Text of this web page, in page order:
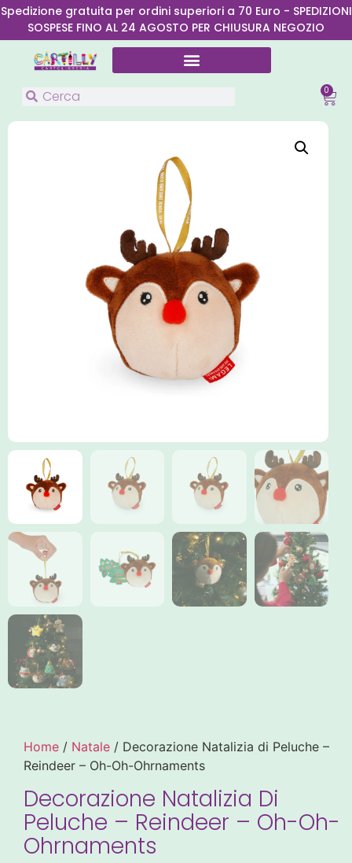
Spedizione gratuita per ordini superiori a 70 Euro - SPEDIZIONI
SOSPESE FINO AL 24 AGOSTO PER CHIUSURA NEGOZIO
0
Home / Natale / Decorazione Natalizia di Peluche –
Reindeer – Oh-Oh-Ohrnaments
Decorazione Natalizia Di
Peluche – Reindeer – Oh-Oh-
Ohrnaments